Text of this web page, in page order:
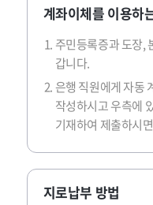
계좌이체를 이용하
주민등록증과 도장,
갑니다.
은행 직원에게 자동
작성하시고 우측에
기재하여 제출하시
지로납부 방법